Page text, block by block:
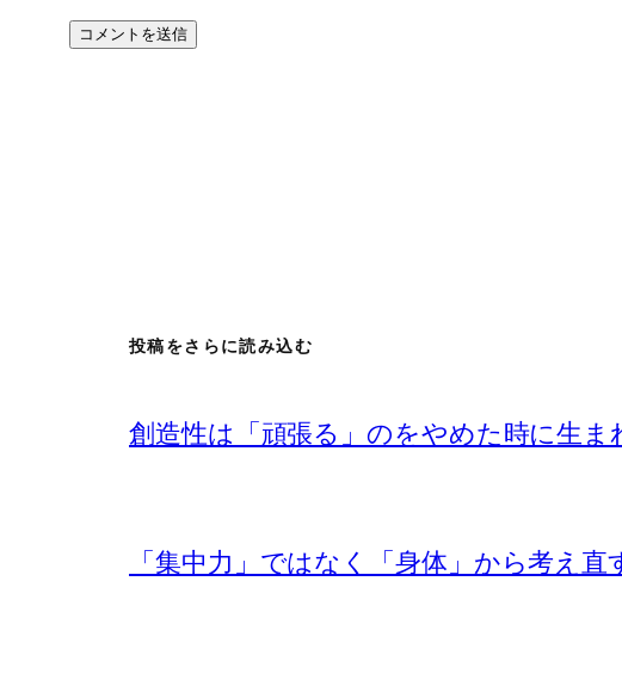
投稿をさらに読み込む
創造性は「頑張る」のをやめた時に生
「集中力」ではなく「身体」から考え